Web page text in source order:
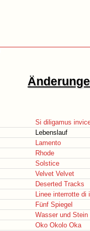
Si diligamus
Lebenslauf
Lamento
Rhode
Solstice
Velvet Velvet
Deserted Tracks
Linee interrotte di
Fünf Spiegel
Wasser und Stein
Oko Okolo Oka